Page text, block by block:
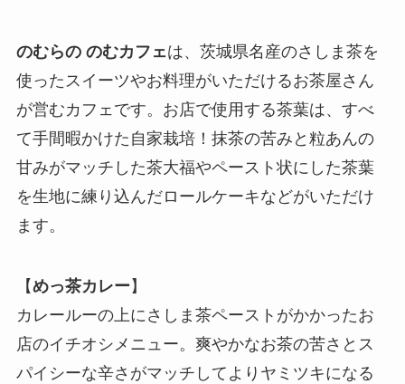
のむらの のむカフェは、茨城県名産のさしま茶を
使ったスイーツやお料理がいただけるお茶屋さん
が営むカフェです。お店で使用する茶葉は、すべ
て手間暇かけた自家栽培！抹茶の苦みと粒あんの
甘みがマッチした茶大福やペースト状にした茶葉
を生地に練り込んだロールケーキなどがいただけ
ます。
【めっ茶カレー 】
カレールーの上にさしま茶ペーストがかかったお
店のイチオシメニュー。爽やかなお茶の苦さとス
パイシーな辛さがマッチしてよりヤミツキになる